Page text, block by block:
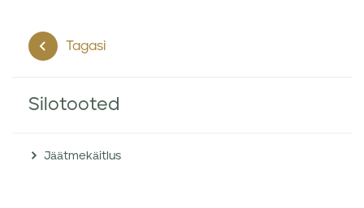
Tagasi
Silotooted
Jäätmekäitlus